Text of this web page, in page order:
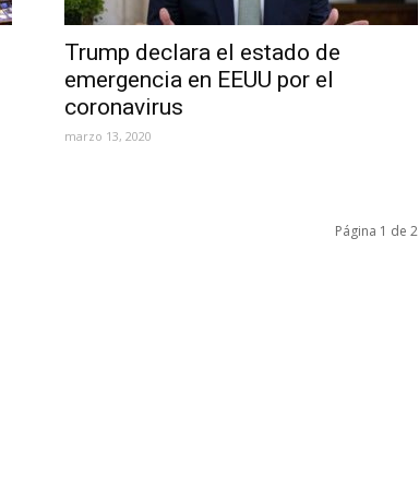
Trump declara el estado de
emergencia en EEUU por el
coronavirus
marzo 13, 2020
Página 1 de 2